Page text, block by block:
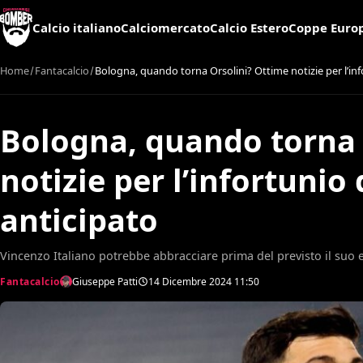
Calcio italianoCalciomercatoCalcio EsteroCoppe
Home Fantacalcio Bologna, quando torna Orsolini? Ottime notizie per
Bologna, quando
notizie per l’infortunio
anticipato
Vincenzo Italiano potrebbe abbracciare prima del previsto il
Fantacalcio Giuseppe Patti 14 Dicembre 2024 11:50